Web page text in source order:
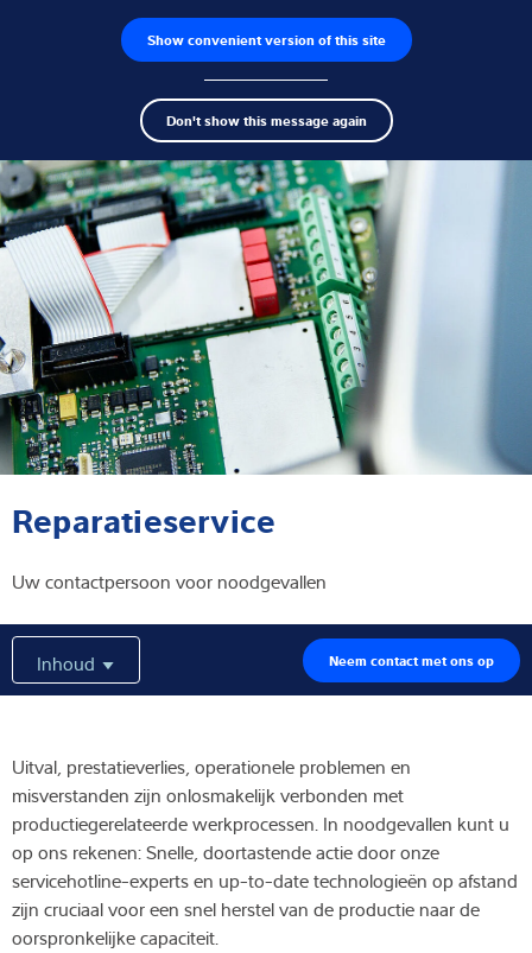
Show convenient version of this site
Don't show this message again
Product zoeken Jobs
Search
term
Weegelektronica
Industriële weegschalen
Inspectie oplossingen
Software
Op maat gemaakte
Service
Industriën
Expertise and Knowledge
Over ons
Latest
Product zoeken
Reparatieservice
Uw contactpersoon voor noodgevallen
Inhoud Neem contact met ons op
Uitval, prestatieverlies, operationele problemen en
misverstanden zijn onlosmakelijk verbonden met
productiegerelateerde werkprocessen. In noodgevallen kunt u
op ons rekenen: Snelle, doortastende actie door onze
servicehotline-experts en up-to-date technologieën op afstand
zijn cruciaal voor een snel herstel van de productie naar de
oorspronkelijke capaciteit.